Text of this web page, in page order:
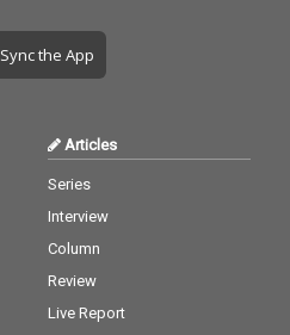
Sync the App
Articles
Series
Interview
Column
Review
Live Report